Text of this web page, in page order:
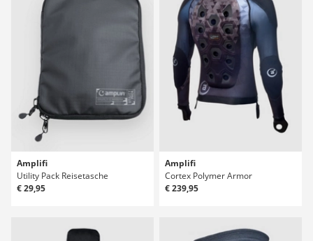
Amplifi
Utility Pack Reisetasche
€ 29,95
Amplifi
Cortex Polymer Armor
€ 239,95